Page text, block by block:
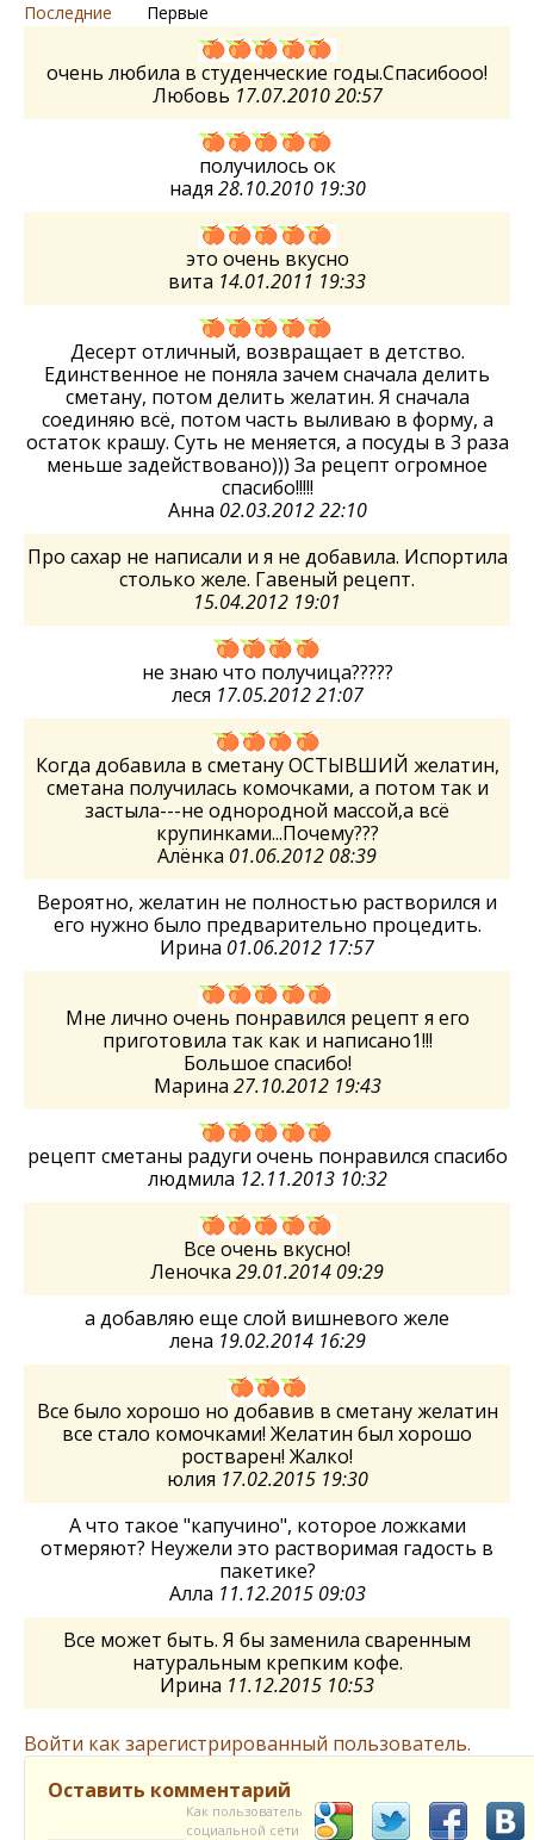
Последние Первые
очень любила в студенческие годы.Спасибооо!
Любовь 17.07.2010 20:57
получилось ок
надя 28.10.2010 19:30
это очень вкусно
вита 14.01.2011 19:33
Десерт отличный, возвращает в детство.
Единственное не поняла зачем сначала делить
сметану, потом делить желатин. Я сначала
соединяю всё, потом часть выливаю в форму, а
остаток крашу. Суть не меняется, а посуды в 3 раза
меньше задействовано))) За рецепт огромное
спасибо!!!!!
Анна 02.03.2012 22:10
Про сахар не написали и я не добавила. Испортила
столько желе. Гавеный рецепт.
15.04.2012 19:01
не знаю что получица?????
леся 17.05.2012 21:07
Когда добавила в сметану ОСТЫВШИЙ желатин,
сметана получилась комочками, а потом так и
застыла---не однородной массой,а всё
крупинками...Почему???
Алёнка 01.06.2012 08:39
Вероятно, желатин не полностью растворился и
его нужно было предварительно процедить.
Ирина 01.06.2012 17:57
Мне лично очень понравился рецепт я его
приготовила так как и написано1!!!
Большое спасибо!
Марина 27.10.2012 19:43
рецепт сметаны радуги очень понравился спасибо
людмила 12.11.2013 10:32
Все очень вкусно!
Леночка 29.01.2014 09:29
а добавляю еще слой вишневого желе
лена 19.02.2014 16:29
Все было хорошо но добавив в сметану желатин
все стало комочками! Желатин был хорошо
ростварен! Жалко!
юлия 17.02.2015 19:30
А что такое "капучино", которое ложками
отмеряют? Неужели это растворимая гадость в
пакетике?
Алла 11.12.2015 09:03
Все может быть. Я бы заменила сваренным
натуральным крепким кофе.
Ирина 11.12.2015 10:53
Войти как зарегистрированный пользователь.
Оставить комментарий
Как пользователь
социальной сети